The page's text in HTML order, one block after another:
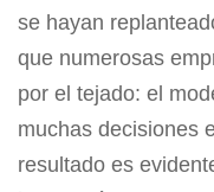
se hayan
que numerosas
por el tejado: el
muchas decisiones
resultado es